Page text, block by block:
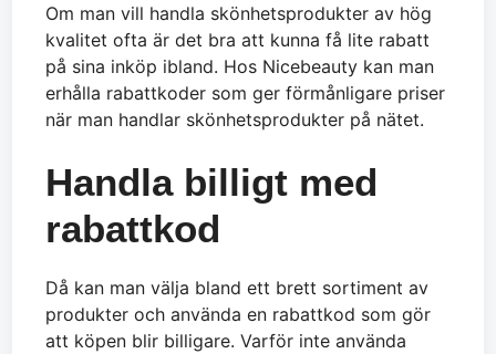
Om man vill handla skönhetsprodukter av hög
kvalitet ofta är det bra att kunna få lite rabatt
på sina inköp ibland. Hos Nicebeauty kan man
erhålla rabattkoder som ger förmånligare priser
när man handlar skönhetsprodukter på nätet.
Handla billigt med
rabattkod
Då kan man välja bland ett brett sortiment av
produkter och använda en rabattkod som gör
att köpen blir billigare. Varför inte använda